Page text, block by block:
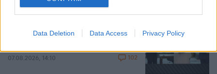
Data Deletion Data Access Privacy Policy
Τουρκία, Σαουδική Αραβία και
συμφωνία: «Επίθεση σε έναν θα
07.08.2026, 14:10 102